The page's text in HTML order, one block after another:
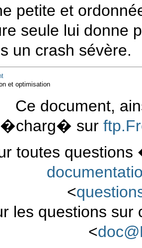
petite et
seule lui donne
un crash sévère.
et optimisation
Ce document,
sur
toutes
<
les questions sur
<